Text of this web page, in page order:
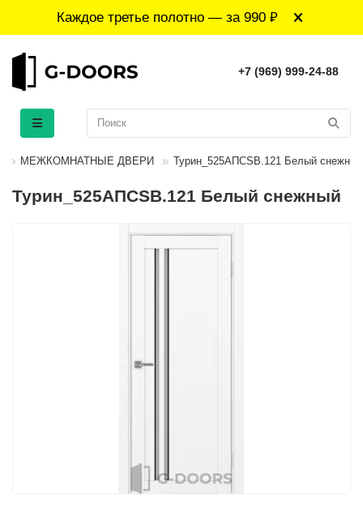
Каждое третье полотно — за 990 ₽
+7 (969) 999-24-88
МЕЖКОМНАТНЫЕ ДВЕРИ Турин_525АПСSB.121 Белый снежный
Турин_525АПСSB.121 Белый снежный